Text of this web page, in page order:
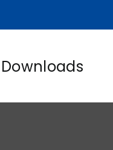
Downloads